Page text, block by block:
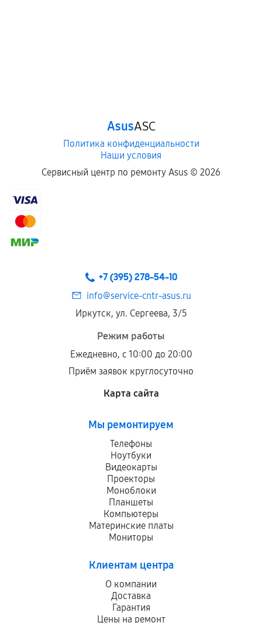
AsusASC
Политика конфиденциальности
Наши условия
Сервисный центр по ремонту Asus © 2026
+7 (395) 278-54-10
info@service-cntr-asus.ru
Иркутск, ул. Сергеева, 3/5
Режим работы
Ежедневно, с 10:00 до 20:00
Приём заявок круглосуточно
Карта сайта
Мы ремонтируем
Телефоны
Ноутбуки
Видеокарты
Проекторы
Моноблоки
Планшеты
Компьютеры
Материнские платы
Мониторы
Клиентам центра
О компании
Доставка
Гарантия
Цены на ремонт